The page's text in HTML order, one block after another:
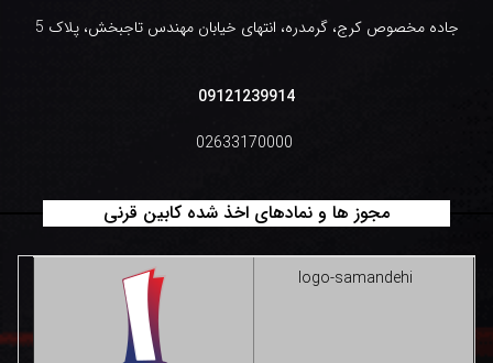
جاده مخصوص کرج، گرمدره، انتهای خیابان مهندس تاجبخش، پلاک 5
09121239914
02633170000
مجوز ها و نمادهای اخذ شده کابین قرنی